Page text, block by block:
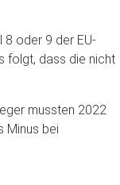
oder 9 der EU-
folgt, dass die nicht
mussten 2022
Minus bei